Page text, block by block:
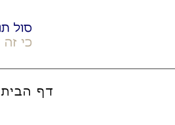
דף הבית